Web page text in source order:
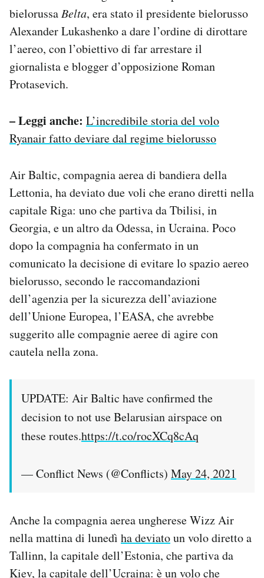
AREA PERSONALE
Area Personale
Newsletter
Hai bisogno di aiuto?
bielorussa Belta, era stato il presidente bielorusso
Alexander Lukashenko a dare l’ordine di dirottare
l’aereo, con l’obiettivo di far arrestare il
giornalista e blogger d’opposizione Roman
Protasevich.
– Leggi anche: L’incredibile storia del volo
Ryanair fatto deviare dal regime bielorusso
Air Baltic, compagnia aerea di bandiera della
Lettonia, ha deviato due voli che erano diretti nella
capitale Riga: uno che partiva da Tbilisi, in
Georgia, e un altro da Odessa, in Ucraina. Poco
dopo la compagnia ha confermato in un
comunicato la decisione di evitare lo spazio aereo
bielorusso, secondo le raccomandazioni
dell’agenzia per la sicurezza dell’aviazione
dell’Unione Europea, l’EASA, che avrebbe
suggerito alle compagnie aeree di agire con
cautela nella zona.
UPDATE: Air Baltic have confirmed the
decision to not use Belarusian airspace on
these routes.https://t.co/rocXCq8cAq
— Conflict News (@Conflicts) May 24, 2021
Anche la compagnia aerea ungherese Wizz Air
nella mattina di lunedì ha deviatoun volo diretto a
Tallinn, la capitale dell’Estonia, che partiva da
Kiev, la capitale dell’Ucraina: è un volo che